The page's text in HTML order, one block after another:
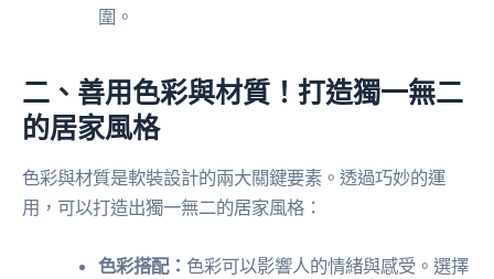
圍。
二、善用色彩與材質！打造獨一無二
的居家風格
色彩與材質是軟裝設計的兩大關鍵要素。透過巧妙的運
用，可以打造出獨一無二的居家風格：
色彩搭配： 色彩可以影響人的情緒與感受。選擇